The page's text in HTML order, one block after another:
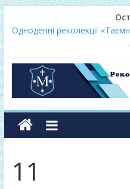
Одноденні реколекції
Lectio Divina – єв.Матея 2026
Нове життя в Христі – осінь
Фундамент у вересні 2026
11